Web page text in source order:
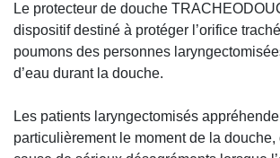
Le protecteur de douche
dispositif destiné à protéger l’orifice
poumons des personnes
d’eau durant la douche.
Les patients laryngectomisés
particulièrement le moment de la douche,